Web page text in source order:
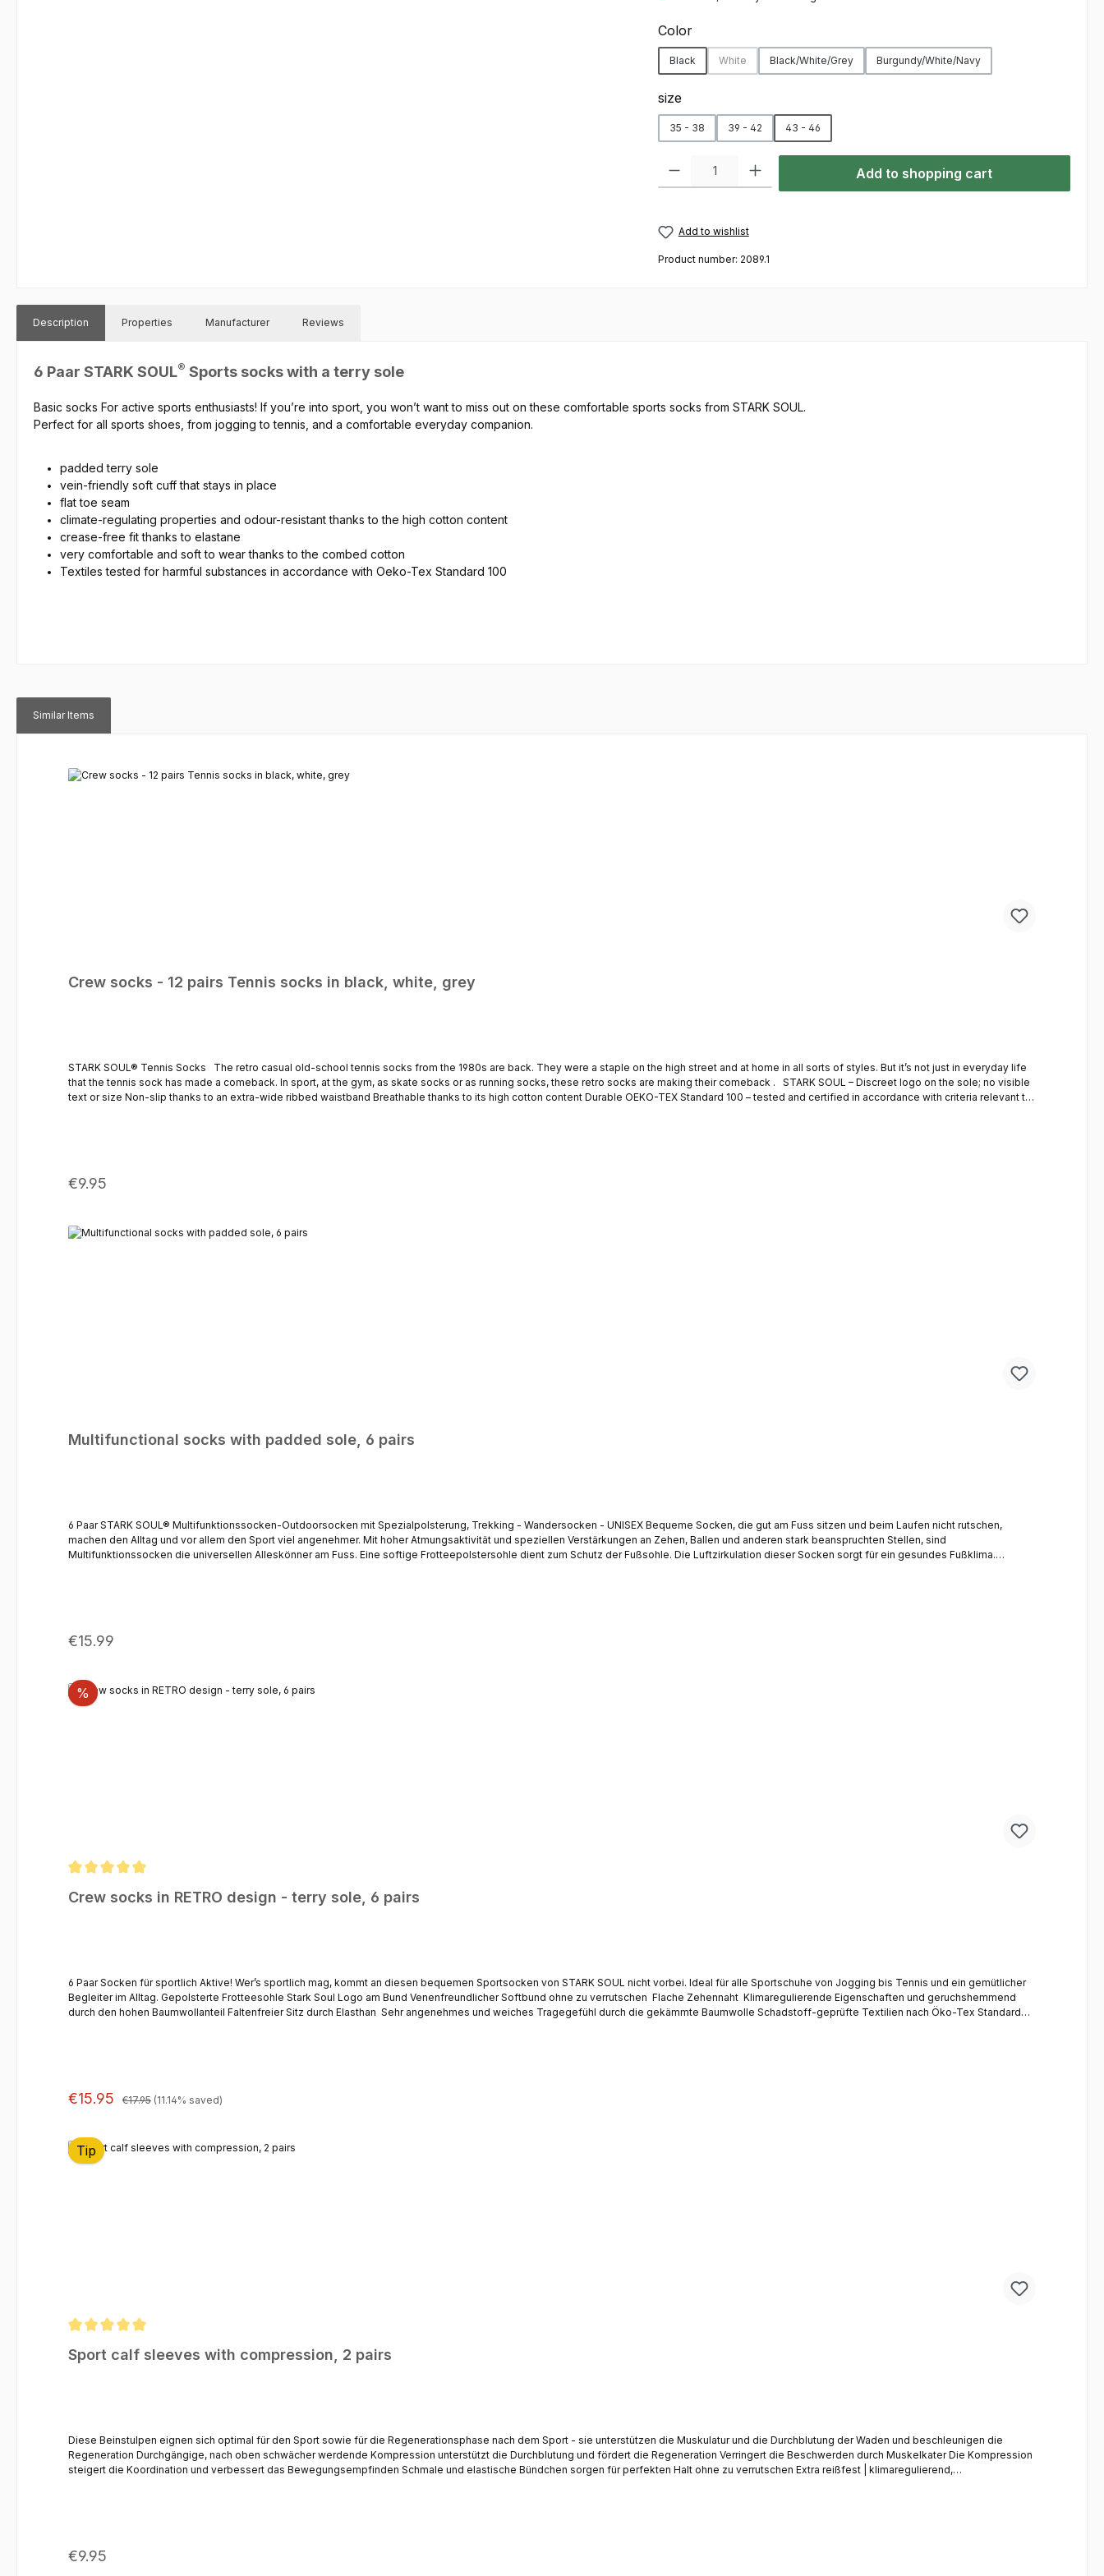
Select
Color
Black White
(This option is currently unavailable.)
Black/White/Grey Burgundy/White/Navy
Select
size
35 - 38 39 - 42 43 - 46
Product Quantity: Enter the desired amount or use the buttons to increase or
Add to shopping cart
Add to wishlist
Product number: 2089.1
Description Properties Manufacturer Reviews
6 Paar STARK SOUL® Sports socks with a terry sole
Basic socks For active sports enthusiasts! If you’re into sport, you won’t want to miss out on these comfortable sports socks from STARK SOUL.
Perfect for all sports shoes , from jogging to tennis, and a comfortable everyday companion.
paddedterry sole
vein-friendly soft cuff that stays in place
flat toe seam
climate-regulating properties and odour-resistant thanks to the high cotton content
crease-free fit thanks to elastane
very comfortable and soft to wear thanks to the combed cotton
Textiles tested for harmful substances in accordance with Oeko-Tex Standard 100
Similar Items
Crew socks - 12 pairs Tennis socks in black, white, grey
STARK SOUL® Tennis Socks The retro casual old-school tennis socks from the 1980s are back. They were a staple on the high street and at home in all sorts of styles. But it’s not just in everyday life
that the tennis sock has made a comeback. In sport, at the gym, as skate socks or as running socks, these retro socks are making their comeback . STARK SOUL – Discreet logo on the sole; no visible
text or size Non-slip thanks to an extra-wide ribbed waistband Breathable thanks to its high cotton content Durable OEKO-TEX Standard 100 – tested and certified in accordance with criteria relevant to
Regular price:
€9.95
Multifunctional socks with padded sole, 6 pairs
6 Paar STARK SOUL® Multifunktionssocken-Outdoorsocken mit Spezialpolsterung, Trekking - Wandersocken - UNISEX Bequeme Socken, die gut am Fuss sitzen und beim Laufen nicht rutschen,
machen den Alltag und vor allem den Sport viel angenehmer. Mit hoher Atmungsaktivität und speziellen Verstärkungen an Zehen, Ballen und anderen stark beanspruchten Stellen, sind
Multifunktionssocken die universellen Alleskönner am Fuss. Eine softige Frotteepolstersohle dient zum Schutz der Fußsohle. Die Luftzirkulation dieser Socken sorgt für ein gesundes Fußklima.
Regular price:
€15.99
% Discount
Crew socks in RETRO design - terry sole, 6 pairs
6 Paar Socken für sportlich Aktive! Wer’s sportlich mag, kommt an diesen bequemen Sportsocken von STARK SOUL nicht vorbei. Ideal für alle Sportschuhe von Jogging bis Tennis und ein gemütlicher
Begleiter im Alltag. Gepolsterte Frotteesohle Stark Soul Logo am Bund Venenfreundlicher Softbund ohne zu verrutschen Flache Zehennaht Klimaregulierende Eigenschaften und geruchshemmend
durch den hohen Baumwollanteil Faltenfreier Sitz durch Elasthan Sehr angenehmes und weiches Tragegefühl durch die gekämmte Baumwolle Schadstoff-geprüfte Textilien nach Öko-Tex Standard
Sale price:
€15.95 Regular price:
€17.95 (11.14% saved)
Tip
Sport calf sleeves with compression, 2 pairs
Diese Beinstulpen eignen sich optimal für den Sport sowie für die Regenerationsphase nach dem Sport - sie unterstützen die Muskulatur und die Durchblutung der Waden und beschleunigen die
Regeneration Durchgängige, nach oben schwächer werdende Kompression unterstützt die Durchblutung und fördert die Regeneration Verringert die Beschwerden durch Muskelkater Die Kompression
steigert die Koordination und verbessert das Bewegungsempfinden Schmale und elastische Bündchen sorgen für perfekten Halt ohne zu verrutschen Extra reißfest | klimaregulierend,
Regular price:
€9.95